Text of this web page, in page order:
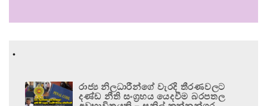
.
රාජ්‍ය නිලධාරීන්ගේ වැරදි තීරණවලට
දණ්ඩ නීති සංග්‍රහය යෙදවීම බරපතල